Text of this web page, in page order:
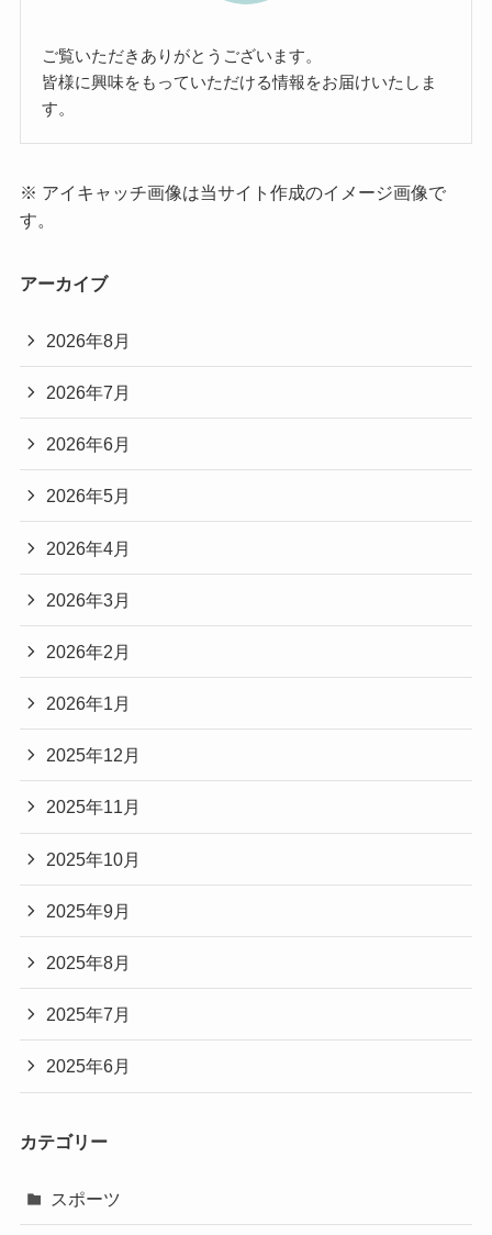
ご覧いただきありがとうございます。
皆様に興味をもっていただける情報をお届けいたしま
す。
※ アイキャッチ画像は当サイト作成のイメージ画像で
す。
アーカイブ
2026年8月
2026年7月
2026年6月
2026年5月
2026年4月
2026年3月
2026年2月
2026年1月
2025年12月
2025年11月
2025年10月
2025年9月
2025年8月
2025年7月
2025年6月
カテゴリー
スポーツ